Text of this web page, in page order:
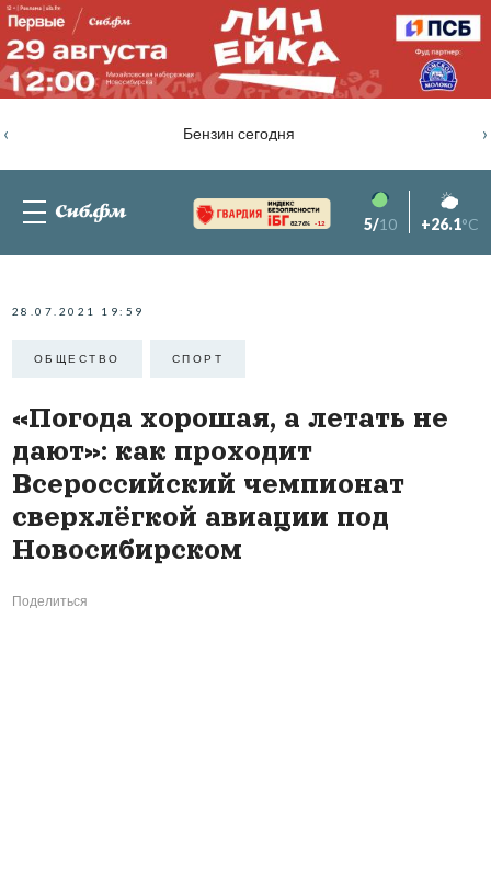
Бензин сегодня
‹ ›
82.76% -1.2 5/10 +26.1°C
28.07.2021 19:59
ОБЩЕСТВО СПОРТ
«Погода хорошая, а летать не
дают»: как проходит
Всероссийский чемпионат
сверхлёгкой авиации под
Новосибирском
Поделиться